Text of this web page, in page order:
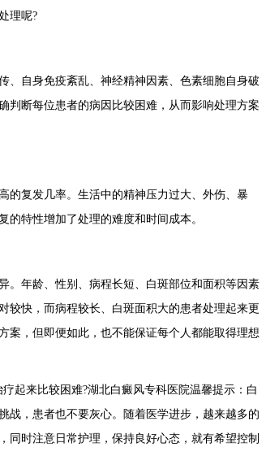
理呢?
自身免疫紊乱、神经精神因素、色素细胞自身破
判断每位患者的病因比较困难，从而影响处理方案
复发几率。生活中的精神压力过大、外伤、暴
特性增加了处理的难度和时间成本。
年龄、性别、病程长短、白斑部位和面积等因素
较快，而病程较长、白斑面积大的患者处理起来更
案，但即便如此，也不能保证每个人都能取得理想
来比较困难?湖北白癜风专科医院温馨提示：白
战，患者也不要灰心。随着医学进步，越来越多的
同时注意日常护理，保持良好心态，就有希望控制